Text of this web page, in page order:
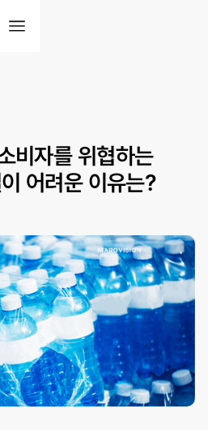
비자를 위협하는
어려운 이유는?